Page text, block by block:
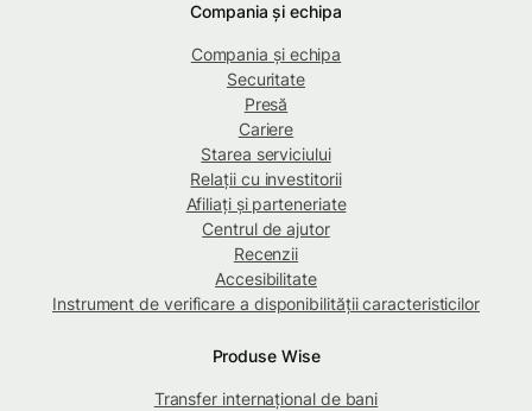
Compania și echipa
Compania și echipa
Securitate
Presă
Cariere
Starea serviciului
Relații cu investitorii
Afiliați și parteneriate
Centrul de ajutor
Recenzii
Accesibilitate
Instrument de verificare a disponibilității caracteristicilor
Produse Wise
Transfer internațional de bani